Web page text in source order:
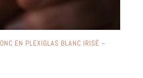
EN PLEXIGLAS BLANC IRISÉ ~